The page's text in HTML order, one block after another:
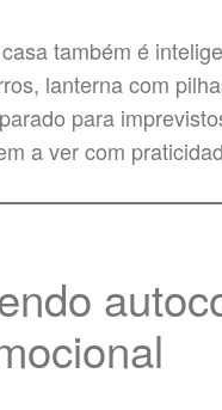
também é
lanterna com
para
a ver com